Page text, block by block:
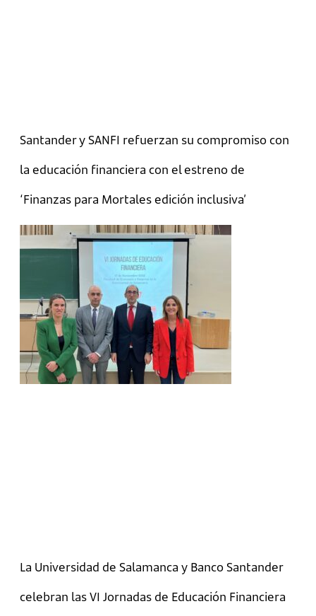
Santander y SANFI refuerzan su compromiso con
la educación financiera con el estreno de
‘Finanzas para Mortales edición inclusiva’
La Universidad de Salamanca y Banco Santander
celebran las VI Jornadas de Educación Financiera